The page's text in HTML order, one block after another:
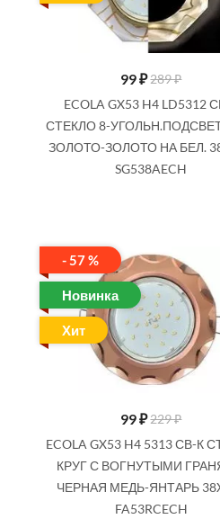
ECOLA GX53 H4 5319 СВ-К КРУГ С
ПРОЗР. МОЗАИКОЙ, ЧЕРНЫЙ/ХРОМ
40X123 FX53RMECB
Купить
99₽289 ₽
ECOLA GX53 H4 LD5312
СТЕКЛО 8-
ЗОЛОТО-ЗОЛОТО НА БЕЛ.
SG538AECH
- 57 %
Новинка
Хит
99₽229 ₽
ECOLA GX53 H4 5313 СВ-К
КРУГ С ВОГНУТЫМИ
ЧЕРНАЯ МЕДЬ-ЯНТАРЬ
FA53RCECH